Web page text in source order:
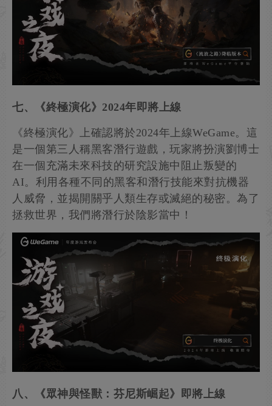
七、《終極演化》2024年即將上線
《終極演化》上確認將於2024年上線WeGame。這
是一個第三人稱黑客潛行遊戲，玩家將扮演劉博士
在一個充滿未來科技的研究設施中阻止叛變的
AI。利用各種不同的黑客和潛行技能來對抗機器
人威脅，並揭開關乎人類生存或滅絕的秘密。為了
拯救世界，我們將潛行於陰影當中！
八、《眾神與怪獸：芬尼斯崛起》即將上線